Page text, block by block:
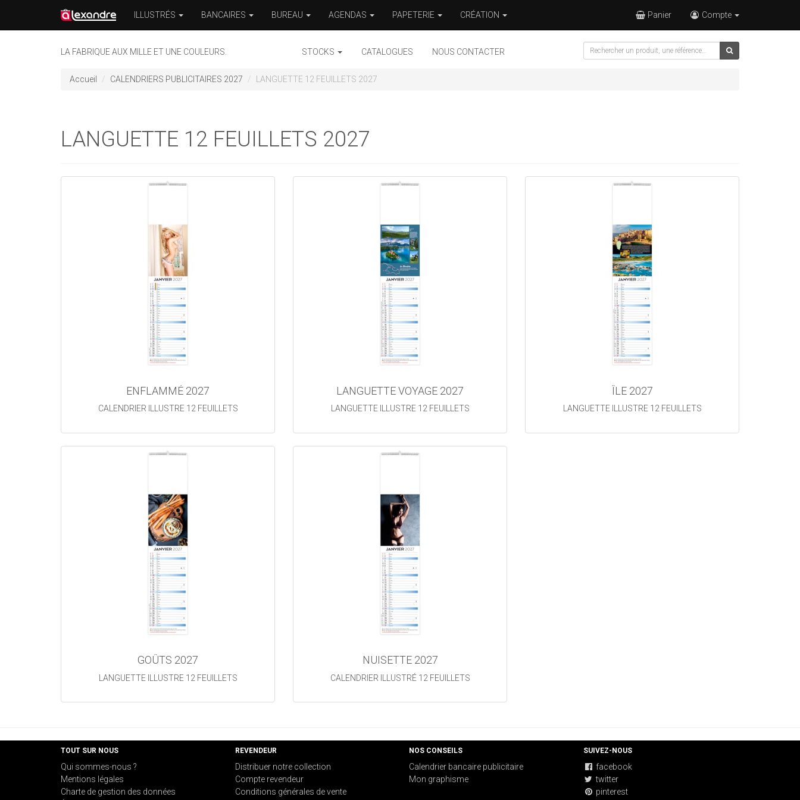
ILLUSTRÉS BANCAIRES BUREAU AGENDAS PAPETERIE CRÉATION Panier Compte
LA FABRIQUE AUX MILLE ET UNE COULEURS. STOCKS CATALOGUES NOUS CONTACTER
Accueil CALENDRIERS PUBLICITAIRES 2027 LANGUETTE 12 FEUILLETS 2027
LANGUETTE 12 FEUILLETS 2027
ENFLAMMÉ 2027
CALENDRIER ILLUSTRE 12 FEUILLETS
LANGUETTE VOYAGE 2027
LANGUETTE ILLUSTRE 12 FEUILLETS
ÎLE 2027
LANGUETTE ILLUSTRE 12 FEUILLETS
GOÛTS 2027
LANGUETTE ILLUSTRE 12 FEUILLETS
NUISETTE 2027
CALENDRIER ILLUSTRÉ 12 FEUILLETS
TOUT SUR NOUS
Qui sommes-nous ?
Mentions légales
Charte de gestion des données
REVENDEUR
Distribuer notre collection
Compte revendeur
Conditions générales de vente
NOS CONSEILS
Calendrier bancaire publicitaire
Mon graphisme
SUIVEZ-NOUS
facebook
twitter
pinterest